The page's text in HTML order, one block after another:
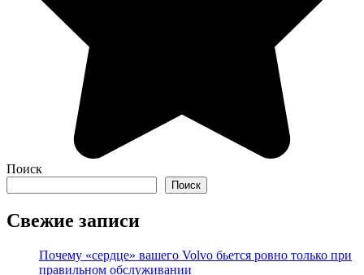
Поиск
Поиск
Свежие записи
Почему «сердце» вашего Volvo бьется ровно только при
правильном обслуживании